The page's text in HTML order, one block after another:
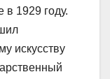
1929 году.
искусству